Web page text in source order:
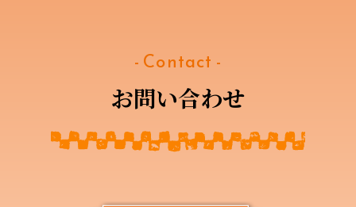
- Contact -
お問い合わせ